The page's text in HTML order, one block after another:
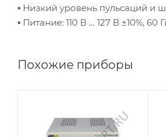
▪ Низкий уровень пульсаций и
▪ Питание: 110 В … 127 В ±10%, 60
Похожие приборы